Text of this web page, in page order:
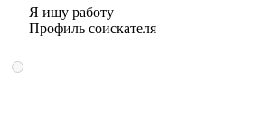
Я ищу работу
Профиль соискателя